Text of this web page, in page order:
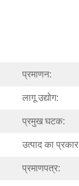
प्रमाणन:
लागू उद्योग:
प्रमुख घटक:
उत्पाद का
प्रमाणपत्र: